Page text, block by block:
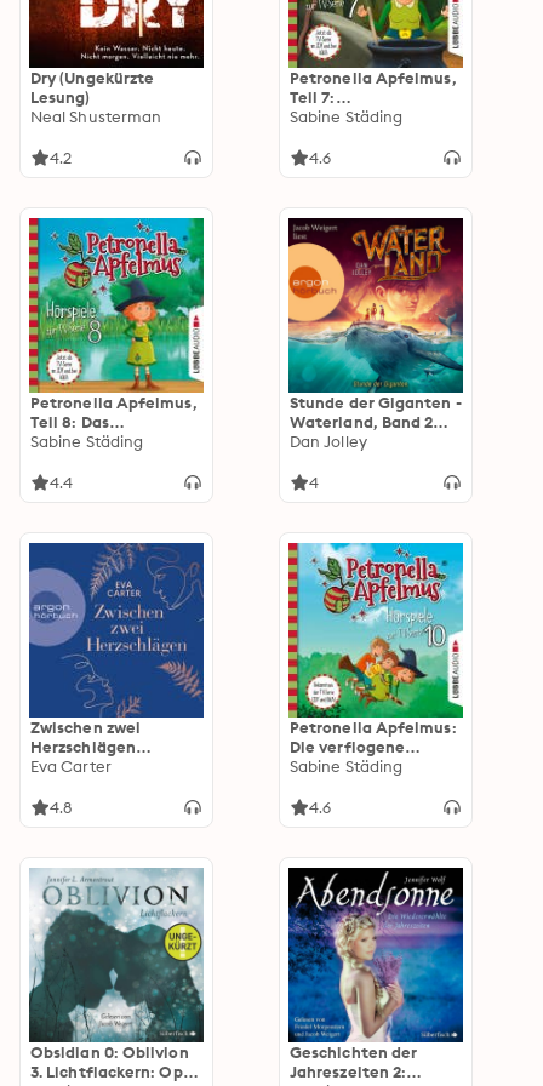
Dry (Ungekürzte
Lesung)
Neal Shusterman
4.2
Petronella Apfelmus,
Teil 7:
Hexenschnupfen,
Heckenschrate?, Der
Sabine Städing
4.6
Petronella Apfelmus,
Teil 8: Das
Stinkeparfüm, Der
Der verlorene Ring,
Sabine Städing
4.4
Stunde der Giganten -
Waterland, Band 2
(Gekürzte Lesung)
Dan Jolley
4
Zwischen zwei
Herzschlägen
(Ungekürzt)
Eva Carter
4.8
Petronella Apfelmus:
Die verflogene
Einladung, Der große
Zauberäpfel
Sabine Städing
4.6
Obsidian 0: Oblivion
3. Lichtflackern: Opal
Geschichten der
Jahreszeiten 2: